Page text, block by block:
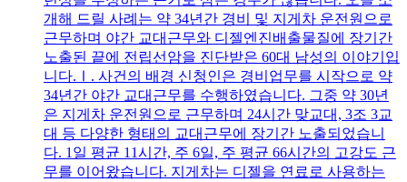
개해 드릴 사례는 약 34년간 경비 및 지게차 운전원으로
근무하며 야간 교대근무와 디젤엔진배출물질에 장기간
노출된 끝에 전립선암을 진단받은 60대 남성의 이야기입
니다.Ⅰ. 사건의 배경 신청인은 경비업무를 시작으로 약
34년간 야간 교대근무를 수행하였습니다. 그중 약 30년
은 지게차 운전원으로 근무하며 24시간 맞교대, 3조 3교
대 등 다양한 형태의 교대근무에 장기간 노출되었습니
다. 1일 평균 11시간, 주 6일, 주 평균 66시간의 고강도 근
무를 이어왔습니다. 지게차는 디젤을 연료로 사용하는